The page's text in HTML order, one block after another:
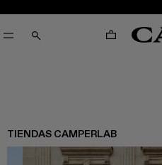
CERCA CARRO
TIENDAS CAMPERLAB